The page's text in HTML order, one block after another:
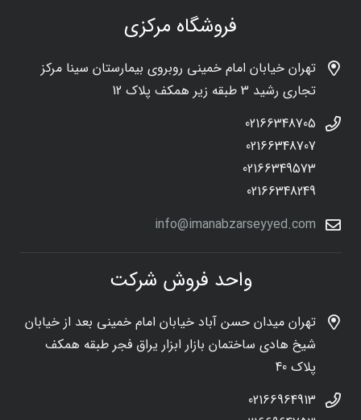
فروشگاه مرکزی
تهران خیابان امام خمینی روبروی بیمارستان سینا مرکز
تجاری رشید 3 طبقه زیر همکف پلاک 12
02166348705
02166348707
02166349573
02166348249
info@imanabzarseyyed.com
واحد فروش شرکت
تهران میدان حسن آباد خیابان امام خمینی بعد از خیابان
شیخ هادی ساختمان بازار ابزار یراق فجر طبقه همکف
پلاک 40
02166964913